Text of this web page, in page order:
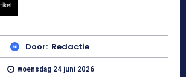
Door: Redactie
woensdag 24 juni 2026